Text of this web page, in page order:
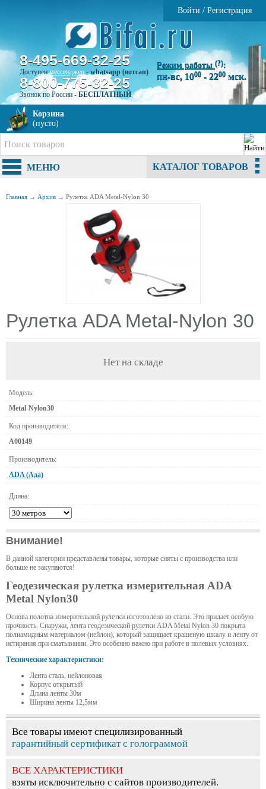
Войти / Регистрация
8-495-669-32-25
Доступенмессенджер-whatsapp (вотсап)
8-800-775-32-25
Звонок по России - БЕСПЛАТНЫЙ
Режим работы (?):
пн-вс, 1000 - 2200 мск.
Корзина
(пусто)
МЕНЮ КАТАЛОГ ТОВАРОВ
Главная → Архив → Рулетка ADA Metal-Nylon 30
Рулетка ADA Metal-Nylon 30
Нет на складе
Модель:
Metal-Nylon30
Код производителя:
А00149
Производитель:
ADA (Ада)
Длина:
Внимание!
В данной категории представлены товары, которые сняты с производства или
больше не закупаются!
Геодезическая рулетка измерительная ADA
Metal Nylon30
Основа полотна измерительной рулетки изготовлено из стали. Это придает особую
прочность. Снаружи, лента геодезической рулетки ADA Metal Nylon 30 покрыта
полиамидным материалом (нейлон), который защищает крашеную шкалу и ленту от
истирания при сматывании. Это особенно важно при работе в полевых условиях.
Технические характеристики:
Лента сталь, нейлоновая
Корпус открытый
Длина ленты 30м
Ширина ленты 12,5мм
Все товары имеют специлизированный
гарантийный сертификат с голограммой
ВСЕ ХАРАКТЕРИСТИКИ
взяты исключительно с сайтов производителей.